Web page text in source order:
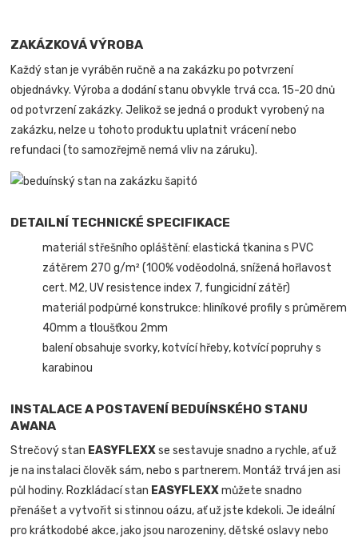
ZAKÁZKOVÁ VÝROBA
Každý stan je vyráběn ručně a na zakázku po potvrzení
objednávky. Výroba a dodání stanu obvykle trvá cca. 15-20 dnů
od potvrzení zakázky. Jelikož se jedná o produkt vyrobený na
zakázku, nelze u tohoto produktu uplatnit vrácení nebo
refundaci (to samozřejmě nemá vliv na záruku).
DETAILNÍ TECHNICKÉ SPECIFIKACE
materiál střešního opláštění: elastická tkanina s PVC
zátěrem 270 g/m² (100% voděodolná, snížená hořlavost
cert. M2, UV resistence index 7, fungicidní zátěr)
materiál podpůrné konstrukce: hliníkové profily s průměrem
40mm a tloušťkou 2mm
balení obsahuje svorky, kotvící hřeby, kotvící popruhy s
karabinou
INSTALACE A POSTAVENÍ BEDUÍNSKÉHO STANU
AWANA
Strečový stan EASYFLEXXse sestavuje snadno a rychle, ať už
je na instalaci člověk sám, nebo s partnerem. Montáž trvá jen asi
půl hodiny. Rozkládací stan EASYFLEXXmůžete snadno
přenášet a vytvořit si stinnou oázu, ať už jste kdekoli. Je ideální
pro krátkodobé akce, jako jsou narozeniny, dětské oslavy nebo